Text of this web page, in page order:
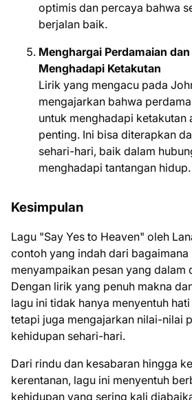
optimis dan percaya bahwa
berjalan baik.
Menghargai Perdamaian
Menghadapi Ketakutan
Lirik yang mengacu pada
mengajarkan bahwa
untuk menghadapi ketakutan
penting. Ini bisa diterapkan
sehari-hari, baik dalam
menghadapi tantangan hidup.
Kesimpulan
Lagu "Say Yes to Heaven" oleh
contoh yang indah dari bagaimana
menyampaikan pesan yang dalam
Dengan lirik yang penuh makna
lagu ini tidak hanya menyentuh
tetapi juga mengajarkan nilai-nilai
kehidupan sehari-hari.
Dari rindu dan kesabaran hingga
kerentanan, lagu ini menyentuh
kehidupan yang sering kali